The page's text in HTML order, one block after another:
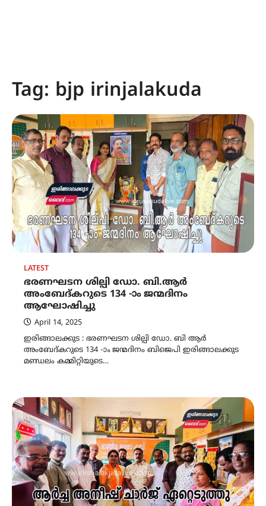
Tag: bjp irinjalakuda
LATEST
ഭരണഘടന ശില്പി ഡോ. ബി.ആർ
അംബേദ്കറുടെ 134 -ാം ജന്മദിനം
ആഘോഷിച്ചു
April 14, 2025
ഇരിങ്ങാലക്കുട : ഭരണഘടന ശില്പി ഡോ. ബി ആർ
അംബേദ്കറുടെ 134 -ാം ജന്മദിനം ബിജെപി ഇരിങ്ങാലക്കുട
മണ്ഡലം കമ്മിറ്റിയുടെ…